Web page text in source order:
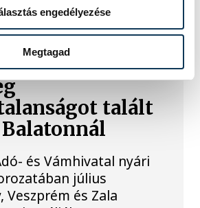
engedélyezése
Megtagad
talált
Balatonnál
és Vámhivatal nyári
július
Veszprém és Zala